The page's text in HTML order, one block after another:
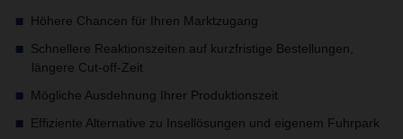
Höhere Chancen für Ihren Marktzugang
Schnellere Reaktionszeiten auf kurzfristige Bestellungen,
längere Cut-off-Zeit
Mögliche Ausdehnung Ihrer Produktionszeit
Effiziente Alternative zu Insellösungen und eigenem Fuhrpark